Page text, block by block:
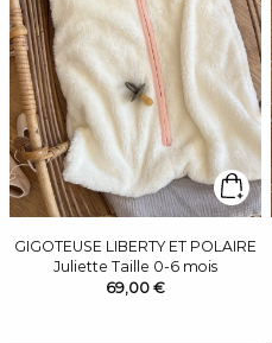
GIGOTEUSE LIBERTY ET POLAIRE
Juliette Taille 0-6 mois
69,00 €